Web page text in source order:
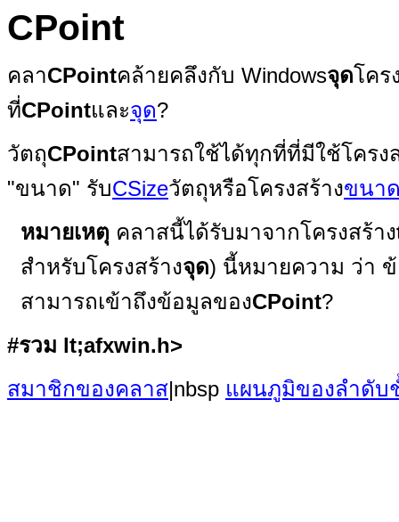
CPoint
คลาCPointคล้ายคลึงกับ Windowsจุดโคร
ที่CPointและจุด?
วัตถุCPointสามารถใช้ได้ทุกที่ที่มีใช้โครง
"ขนาด" รับCSizeวัตถุหรือโครงสร้างขนา
หมายเหตุ คลาสนี้ได้รับมาจากโครงสร้าง
สำหรับโครงสร้างจุด) นี้หมายความ ว่า
สามารถเข้าถึงข้อมูลของCPoint?
#รวม lt;afxwin.h>
สมาชิกของคลาส|nbsp แผนภูมิของลำดับ